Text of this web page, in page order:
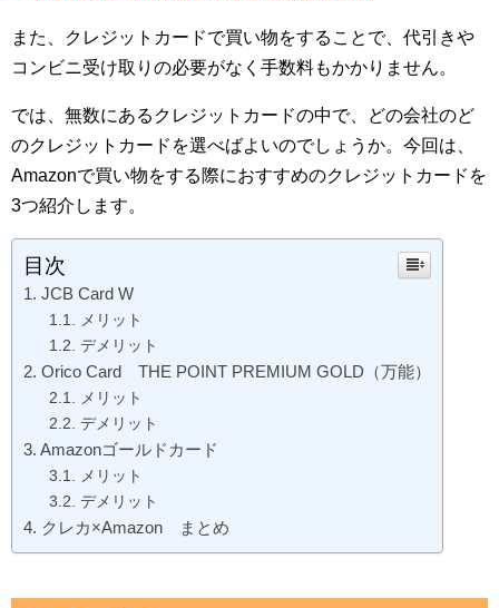
また、クレジットカードで買い物をすることで、代引きや
コンビニ受け取りの必要がなく手数料もかかりません。
では、無数にあるクレジットカードの中で、どの会社のど
のクレジットカードを選べばよいのでしょうか。 今回は、
Amazonで買い物をする際におすすめのクレジットカードを
3つ紹介します。
目次
JCB Card W
メリット
デメリット
Orico Card THE POINT PREMIUM GOLD（万能）
メリット
デメリット
Amazonゴールドカード
メリット
デメリット
クレカ×Amazon まとめ